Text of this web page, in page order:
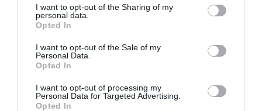
I want to opt-out of the Sharing of my
personal data.
Opted In
I want to opt-out of the Sale of my
Personal Data.
Opted In
I want to opt-out of processing my
Personal Data for Targeted Advertising.
Opted In
Saftsås